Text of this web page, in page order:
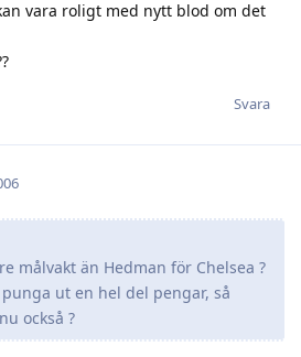
vara roligt med nytt blod om det
Svara
målvakt än Hedman för Chelsea ?
ut en hel del pengar, så
också ?